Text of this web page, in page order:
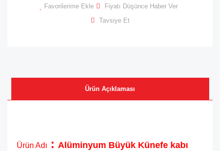
Favorilerime Ekle
Fiyatı Düşünce Haber Ver
Tavsiye Et
Ürün Açıklaması
Ürün Adı : Alüminyum Büyük Künefe kabı